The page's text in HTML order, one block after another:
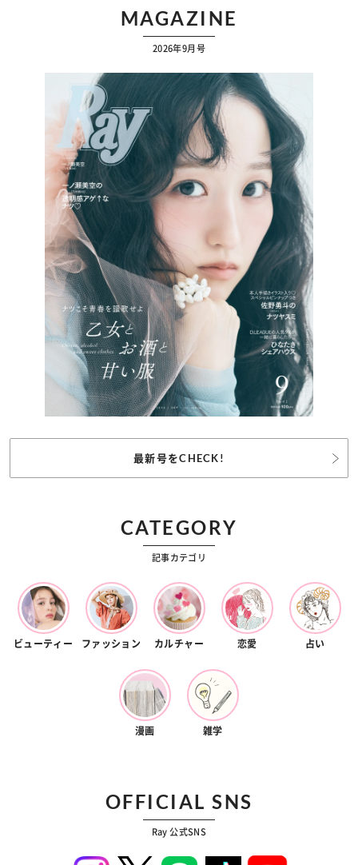
MAGAZINE
2026年9月号
最新号をCHECK!
CATEGORY
記事カテゴリ
ビューティー ファッション カルチャー 恋愛 占い
漫画 雑学
OFFICIAL SNS
Ray 公式SNS